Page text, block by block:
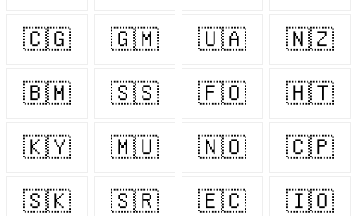
🇨🇬 🇬🇲 🇺🇦 🇳🇿
🇧🇲 🇸🇸 🇫🇴 🇭🇹
🇰🇾 🇲🇺 🇳🇴 🇨🇵
🇸🇰 🇸🇷 🇪🇨 🇮🇴